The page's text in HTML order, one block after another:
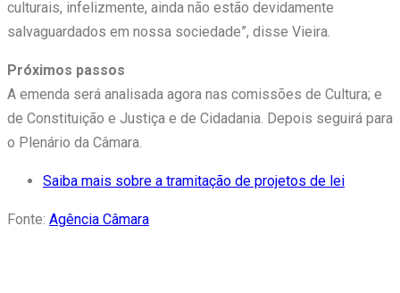
culturais, infelizmente, ainda não estão devidamente
salvaguardados em nossa sociedade”, disse Vieira.
Próximos passos
A emenda será analisada agora nas comissões de Cultura; e
de Constituição e Justiça e de Cidadania. Depois seguirá para
o Plenário da Câmara.
Saiba mais sobre a tramitação de projetos de lei
Fonte: Agência Câmara